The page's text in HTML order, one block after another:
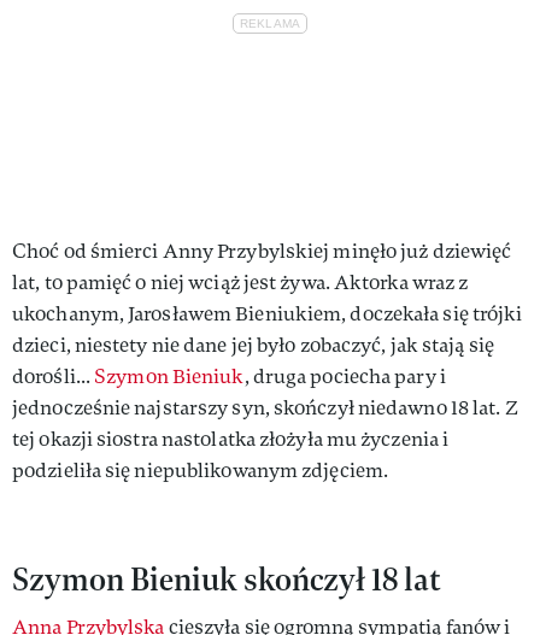
Choć od śmierci Anny Przybylskiej minęło już dziewięć
lat, to pamięć o niej wciąż jest żywa. Aktorka wraz z
ukochanym, Jarosławem Bieniukiem, doczekała się trójki
dzieci, niestety nie dane jej było zobaczyć, jak stają się
dorośli... Szymon Bieniuk, druga pociecha pary i
jednocześnie najstarszy syn, skończył niedawno 18 lat. Z
tej okazji siostra nastolatka złożyła mu życzenia i
podzieliła się niepublikowanym zdjęciem.
Szymon Bieniuk skończył 18 lat
Anna Przybylskacieszyła się ogromną sympatią fanów i